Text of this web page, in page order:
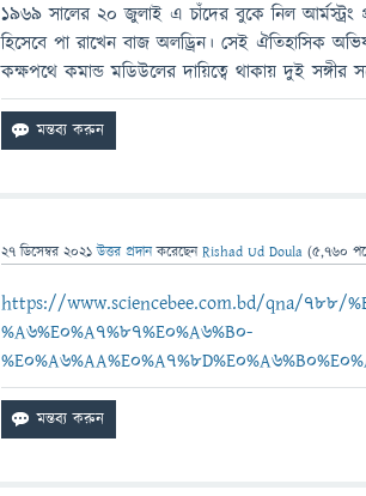
১৯৬৯ সালের ২০ জুলাই এ চাঁদের বুকে নিল আর্মস্ট্রং
হিসেবে পা রাখেন বাজ অলড্রিন। সেই ঐতিহাসিক
কক্ষপথে কমান্ড মডিউলের দায়িত্বে থাকায় দুই সঙ্গীর
27 ডিসেম্বর 2021 উত্তর প্রদান করেছেনRishad Ud Doula (5,760
https://www.sciencebee.com.bd/qna/788/
%A6%E0%A7%87%E0%A6%B0-